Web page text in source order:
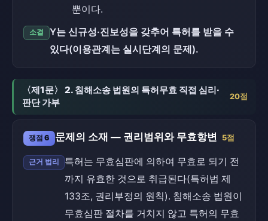
뿐이다.
소결
Y는 신규성·진보성을 갖추어 특허를 받을 수
있다(이용관계는 실시단계의 문제).
〈제1문〉 2. 침해소송 법원의 특허무효 직접 심리·
판단 가부
20점
쟁점 6 문제의 소재 — 권리범위와 무효항변 5점
근거 법리
특허는 무효심판에 의하여 무효로 되기 전
까지 유효한 것으로 취급된다(특허법 제
133조, 권리부정의 원칙). 침해소송 법원이
무효심판 절차를 거치지 않고 특허의 무효